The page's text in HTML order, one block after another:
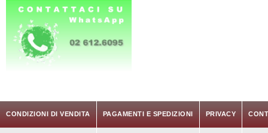
CONDIZIONI DI VENDITA PAGAMENTI E SPEDIZIONI PRIVACY